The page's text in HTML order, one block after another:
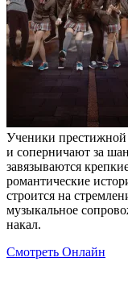
Ученики
и соперничают за
завязываются
романтические
строится на
музыкальное
накал.
Смотреть Онлайн